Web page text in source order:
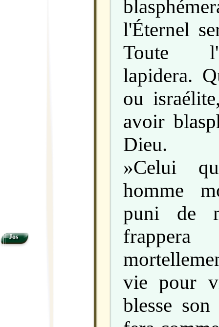
l'Éternel
Toute
lapidera.
ou
avoir
Dieu.
»Celui
homme
puni de
vie pour
blesse
Jos